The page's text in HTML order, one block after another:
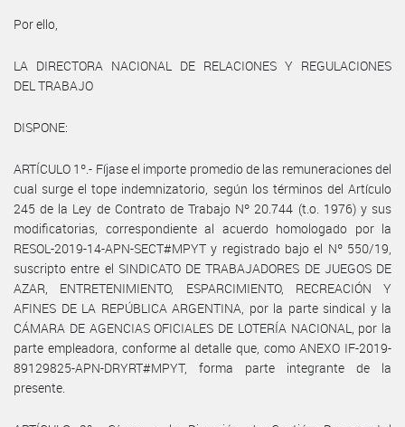
Por ello,
LA DIRECTORA NACIONAL DE RELACIONES Y REGULACIONES
DEL TRABAJO
DISPONE:
ARTÍCULO 1º.- Fíjase el importe promedio de las remuneraciones del
cual surge el tope indemnizatorio, según los términos del Artículo
245 de la Ley de Contrato de Trabajo Nº 20.744 (t.o. 1976) y sus
modificatorias, correspondiente al acuerdo homologado por la
RESOL-2019-14-APN-SECT#MPYT y registrado bajo el Nº 550/19,
suscripto entre el SINDICATO DE TRABAJADORES DE JUEGOS DE
AZAR, ENTRETENIMIENTO, ESPARCIMIENTO, RECREACIÓN Y
AFINES DE LA REPÚBLICA ARGENTINA, por la parte sindical y la
CÁMARA DE AGENCIAS OFICIALES DE LOTERÍA NACIONAL, por la
parte empleadora, conforme al detalle que, como ANEXO IF-2019-
89129825-APN-DRYRT#MPYT, forma parte integrante de la
presente.